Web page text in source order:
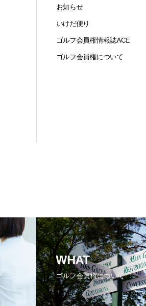
お知らせ
いけだ便り
ゴルフ会員権情報誌ACE
ゴルフ会員権について
WHAT
ゴルフ会員権について